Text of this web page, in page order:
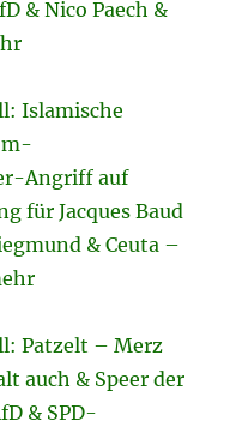
& Nico Paech &
Islamische
Angriff auf
für Jacques Baud
& Ceuta –
Patzelt – Merz
auch & Speer der
& SPD-